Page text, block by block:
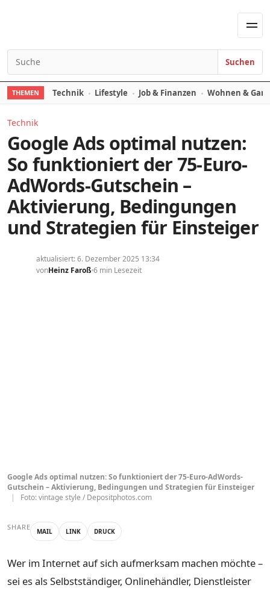
Search for:
Suchen
THEMEN Technik Lifestyle Job & Finanzen Wohnen &
Technik
Google Ads optimal nutzen:
So funktioniert der 75-Euro-
AdWords-Gutschein –
Aktivierung, Bedingungen
und Strategien für Einsteiger
aktualisiert: 6. Dezember 2025 13:34
vonHeinz Faroß 6 min Lesezeit
Google Ads optimal nutzen: So funktioniert der 75-Euro-AdWords-
Gutschein – Aktivierung, Bedingungen und Strategien für Einsteiger
|
Foto: vintage style / Depositphotos.com
SHARE MAIL LINK DRUCK
Wer im Internet auf sich aufmerksam machen möchte –
sei es als Selbstständiger, Onlinehändler, Dienstleister